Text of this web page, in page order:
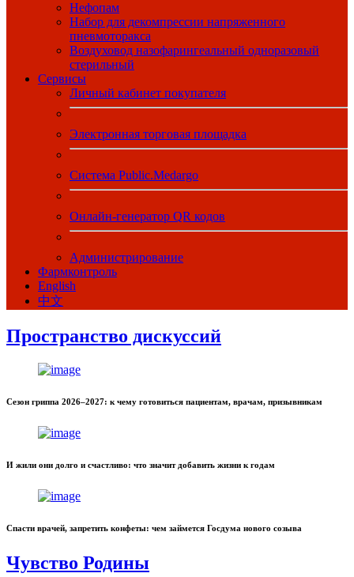
Нефопам
Набор для декомпрессии напряженного
пневмоторакса
Воздуховод назофарингеальный одноразовый
стерильный
Сервисы
Личный кабинет покупателя
Электронная торговая площадка
Система Public.Medargo
Онлайн-генератор QR кодов
Администрирование
Фармконтроль
English
中文
Пространство дискуссий
Сезон гриппа 2026–2027: к чему готовиться пациентам, врачам, призывникам
И жили они долго и счастливо: что значит добавить жизни к годам
Спасти врачей, запретить конфеты: чем займется Госдума нового созыва
Чувство Родины